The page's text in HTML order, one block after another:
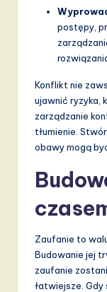
postępy,
Konflikt nie
ujawnić ryzyka,
zarządzanie
tłumienie.
obawy mogą
Zaufanie to
Budowanie jej
zaufanie
łatwiejsze. Gdy